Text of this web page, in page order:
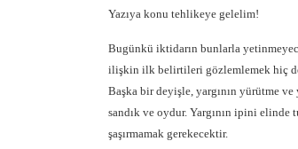
Yazıya konu tehlikeye gelelim!
Bugünkü iktidarın bunlarla
ilişkin ilk belirtileri gözlemlemek hiç
Başka bir deyişle, yargının yürütme
sandık ve oydur. Yargının ipini elinde
şaşırmamak gerekecektir.